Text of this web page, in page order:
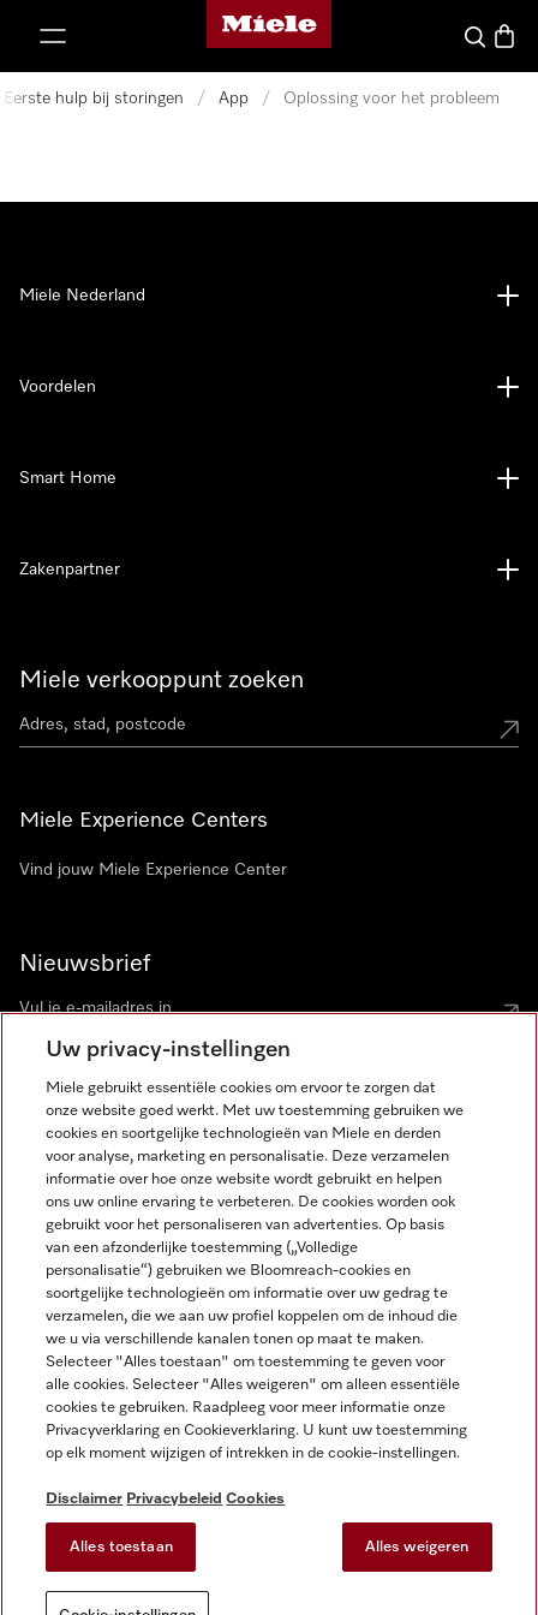
Homepage van Miele
Wat zoek
Eerste hulp bij storingen / App / Oplossing voor het probleem
Miele verkooppunt zoeken
Miele Experience Centers
Vind jouw Miele Experience Center
Nieuwsbrief
Miele Nederland
Voordelen
Smart Home
Zakenpartner
Disclaimer
Algemene voorwaarden en informatie
Privacybeleid
Gebruiksvoorwaarden
Toegankelijkheidsverklaring
Digital Services Act
Cookie-instellingen
Miele op Instagram
Miele op Facebook
Miele op Youtube
Uw privacy-instellingen
Miele gebruikt essentiële cookies om ervoor te zorgen dat
onze website goed werkt. Met uw toestemming gebruiken we
cookies en soortgelijke technologieën van Miele en derden
voor analyse, marketing en personalisatie. Deze verzamelen
informatie over hoe onze website wordt gebruikt en helpen
ons uw online ervaring te verbeteren. De cookies worden ook
gebruikt voor het personaliseren van advertenties. Op basis
van een afzonderlijke toestemming („Volledige
personalisatie“) gebruiken we Bloomreach-cookies en
soortgelijke technologieën om informatie over uw gedrag te
verzamelen, die we aan uw profiel koppelen om de inhoud die
we u via verschillende kanalen tonen op maat te maken.
Selecteer "Alles toestaan" om toestemming te geven voor
alle cookies. Selecteer "Alles weigeren" om alleen essentiële
cookies te gebruiken. Raadpleeg voor meer informatie onze
Privacyverklaring en Cookieverklaring. U kunt uw toestemming
op elk moment wijzigen of intrekken in de cookie-instellingen.
Disclaimer Privacybeleid Cookies
Alles toestaan Alles weigeren